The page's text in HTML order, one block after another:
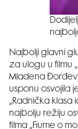
Najbolji glavni
za ulogu u filmu
Mladena
usponu osvojila
„Radnička klasa
najbolju režiju
filma „Fiume o